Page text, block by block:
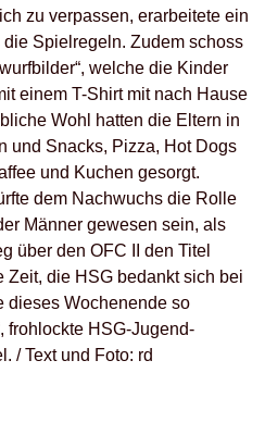
zu verpassen, erarbeitete ein
Spielregeln. Zudem schoss
welche die Kinder
einem T-Shirt mit nach Hause
Wohl hatten die Eltern in
und Snacks, Pizza, Hot Dogs
und Kuchen gesorgt.
dem Nachwuchs die Rolle
Männer gewesen sein, als
über den OFC II den Titel
Zeit, die HSG bedankt sich bei
dieses Wochenende so
frohlockte HSG-Jugend-
/ Text und Foto: rd